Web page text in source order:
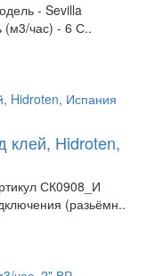
- Sevilla
(м3/час) - 6 С..
клей, Hidroten,
СК0908_И
(разьёмн..